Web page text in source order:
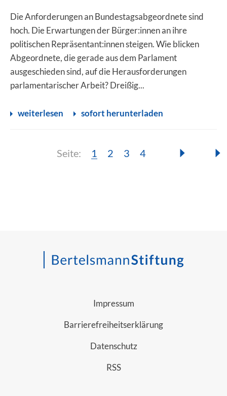
Die Anforderungen an Bundestagsabgeordnete sind
hoch. Die Erwartungen der Bürger:innen an ihre
politischen Repräsentant:innen steigen. Wie blicken
Abgeordnete, die gerade aus dem Parlament
ausgeschieden sind, auf die Herausforderungen
parlamentarischer Arbeit? Dreißig...
weiterlesen sofort herunterladen
Seite: Seite:
1 Seite:
2 Seite:
3 Seite:
4
Impressum
Barrierefreiheitserklärung
Datenschutz
RSS